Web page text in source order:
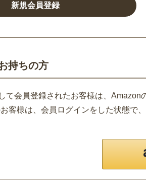
持ちの方
て会員登録されたお客様は、
客様は、会員ログインをした状態で